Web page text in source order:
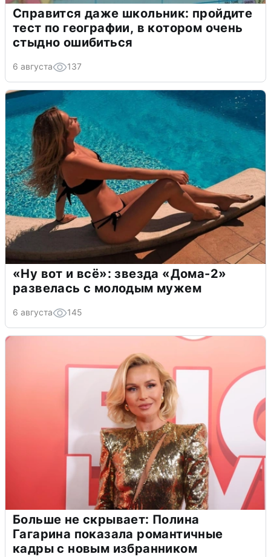
Справится даже школьник: пройдите
тест по географии, в котором очень
стыдно ошибиться
6 августа 137
«Ну вот и всё»: звезда «Дома-2»
развелась с молодым мужем
6 августа 145
Больше не скрывает: Полина
Гагарина показала романтичные
кадры с новым избранником